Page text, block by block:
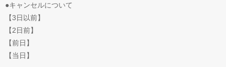
●キャンセルについて
【3日以前】
【2日前】
【前日】
【当日】